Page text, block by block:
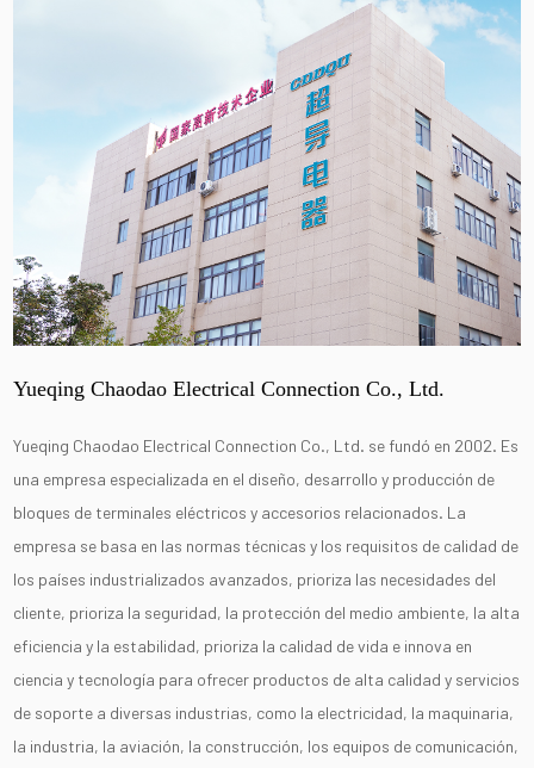
Yueqing Chaodao Electrical Connection Co., Ltd.
Yueqing Chaodao Electrical Connection Co., Ltd. se fundó en 2002. Es
una empresa especializada en el diseño, desarrollo y producción de
bloques de terminales eléctricos y accesorios relacionados. La
empresa se basa en las normas técnicas y los requisitos de calidad de
los países industrializados avanzados, prioriza las necesidades del
cliente, prioriza la seguridad, la protección del medio ambiente, la alta
eficiencia y la estabilidad, prioriza la calidad de vida e innova en
ciencia y tecnología para ofrecer productos de alta calidad y servicios
de soporte a diversas industrias, como la electricidad, la maquinaria,
la industria, la aviación, la construcción, los equipos de comunicación,